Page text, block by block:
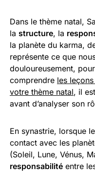
Dans le thème natal,
la structure, la
la planète du karma,
représente ce que
douloureusement,
comprendre les
votre thème natal, il
avant d’analyser son
En synastrie, lorsque
contact avec les
(Soleil, Lune, Vénus,
responsabilité entre